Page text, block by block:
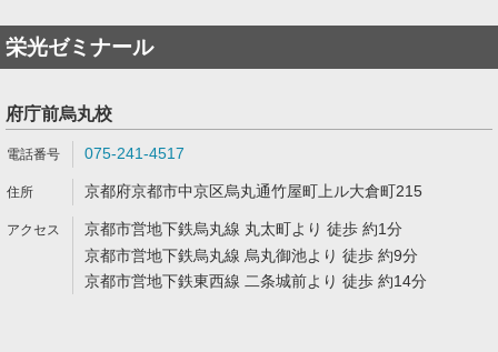
栄光ゼミナール
府庁前烏丸校
075-241-4517
京都府京都市中京区烏丸通竹屋町上ル大倉町215
京都市営地下鉄烏丸線 丸太町より 徒歩 約1分
京都市営地下鉄烏丸線 烏丸御池より 徒歩 約9分
京都市営地下鉄東西線 二条城前より 徒歩 約14分